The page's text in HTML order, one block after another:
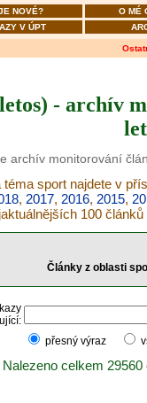
NOVÉ? O MÉ
V ÚPT
- archív
archív monitorování
téma sport najdete v
, 2017, 2016, 2015,
100
Články z oblasti
přesný výraz
Nalezeno celkem